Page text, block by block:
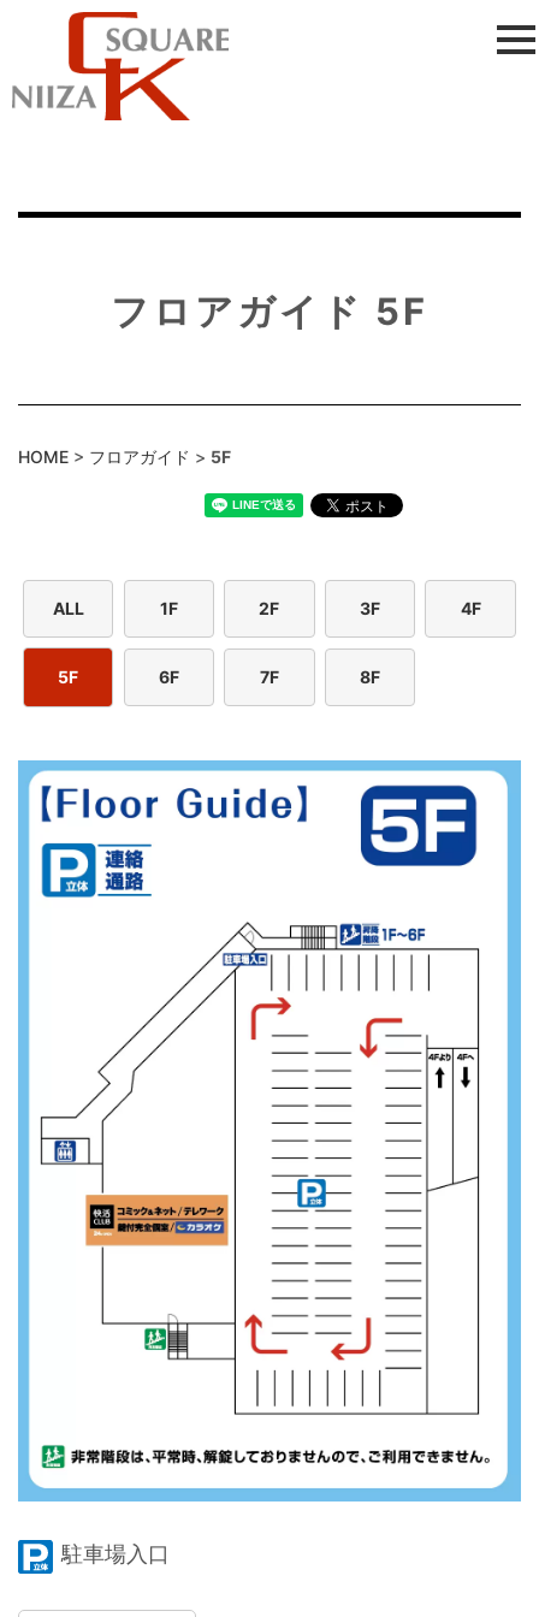
フロアガイド 5F
HOME > フロアガイド > 5F
ALL 1F 2F 3F 4F
5F 6F 7F 8F
駐車場入口